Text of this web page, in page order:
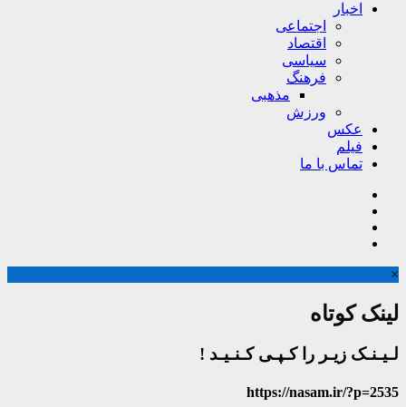
اخبار
اجتماعی
اقتصاد
سیاسی
فرهنگ
مذهبی
ورزش
عکس
فیلم
تماس با ما
×
لینک کوتاه
لـیـنـک زیـر را کـپـی کـنـیـد !
https://nasam.ir/?p=2535